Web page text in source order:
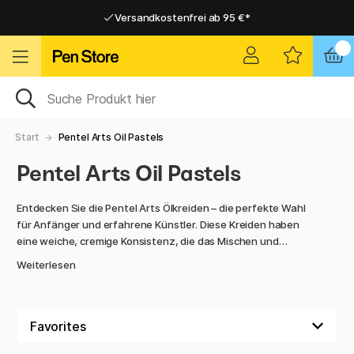
Versandkostenfrei ab 95 €*
Versandkostenfrei ab 95 €*
Start Pentel Arts Oil Pastels
Pentel Arts Oil Pastels
Entdecken Sie die Pentel Arts Ölkreiden – die perfekte Wahl
für Anfänger und erfahrene Künstler. Diese Kreiden haben
eine weiche, cremige Konsistenz, die das Mischen und
sanften Übergängen bis hin zu aufregenden Schicht- und
Weiterlesen